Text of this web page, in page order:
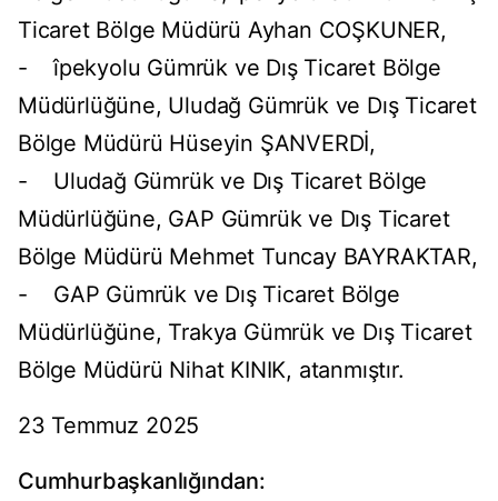
Ticaret Bölge Müdürü Ayhan COŞKUNER,
- îpekyolu Gümrük ve Dış Ticaret Bölge
Müdürlüğüne, Uludağ Gümrük ve Dış Ticaret
Bölge Müdürü Hüseyin ŞANVERDİ,
- Uludağ Gümrük ve Dış Ticaret Bölge
Müdürlüğüne, GAP Gümrük ve Dış Ticaret
Bölge Müdürü Mehmet Tuncay BAYRAKTAR,
- GAP Gümrük ve Dış Ticaret Bölge
Müdürlüğüne, Trakya Gümrük ve Dış Ticaret
Bölge Müdürü Nihat KINIK, atanmıştır.
23 Temmuz 2025
Cumhurbaşkanlığından: